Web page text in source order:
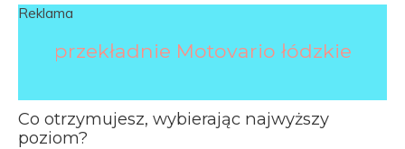
Reklama
przekładnie Motovario łódzkie
Co otrzymujesz, wybierając najwyższy
poziom?